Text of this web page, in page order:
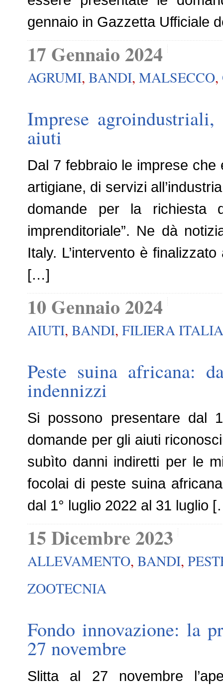
gennaio in Gazzetta Ufficiale
17 Gennaio 2024
AGRUMI, BANDI, MALSECCO,
Imprese
aiuti
Dal 7 febbraio le imprese
artigiane, di servizi
domande per la richiesta
imprenditoriale”. Ne dà
Italy. L’intervento è
[…]
10 Gennaio 2024
AIUTI, BANDI, FILIERA ITALIA
Peste suina africana:
indennizzi
Si possono presentare dal
domande per gli aiuti
subìto danni indiretti per le
focolai di peste suina
dal 1° luglio 2022 al 31 luglio
15 Dicembre 2023
ALLEVAMENTO, BANDI,
ZOOTECNIA
Fondo innovazione: la
27 novembre
Slitta al 27 novembre